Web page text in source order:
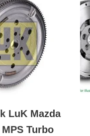
LuK Mazda
Turbo